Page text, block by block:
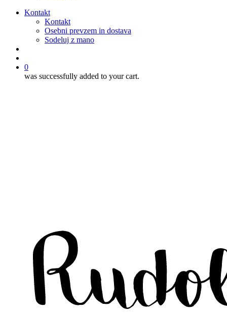
Kontakt
Kontakt
Osebni prevzem in dostava
Sodeluj z mano
0
was successfully added to your cart.